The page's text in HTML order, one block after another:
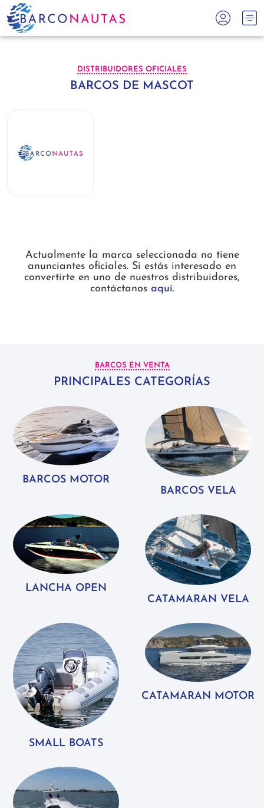
DISTRIBUIDORES OFICIALES
BARCOS DE MASCOT
Actualmente la marca seleccionada no tiene
anunciantes oficiales. Si estás interesado en
convertirte en uno de nuestros distribuidores,
contáctanos aquí.
BARCOS EN VENTA
PRINCIPALES CATEGORÍAS
BARCOS MOTOR
BARCOS VELA
LANCHA OPEN
CATAMARAN VELA
SMALL BOATS
CATAMARAN MOTOR